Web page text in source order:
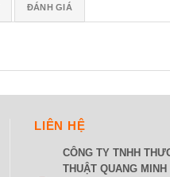
ĐÁNH GIÁ
LIÊN HỆ
CÔNG TY TNHH
THUẬT QUANG MINH